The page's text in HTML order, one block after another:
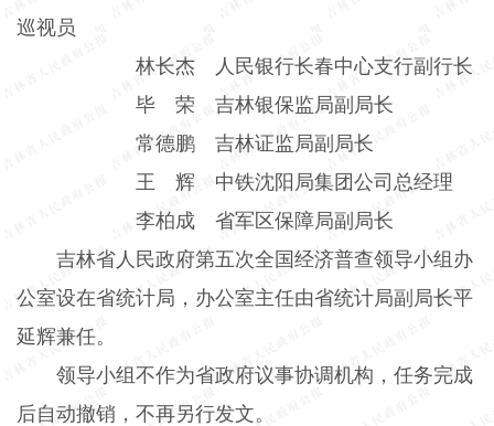
巡视员
林长杰 人民银行长春中心支行副行长
毕 荣 吉林银保监局副局长
常德鹏 吉林证监局副局长
王 辉 中铁沈阳局集团公司总经理
李柏成 省军区保障局副局长
吉林省人民政府第五次全国经济普查领导小组办
公室设在省统计局，办公室主任由省统计局副局长平
延辉兼任。
领导小组不作为省政府议事协调机构，任务完成
后自动撤销，不再另行发文。